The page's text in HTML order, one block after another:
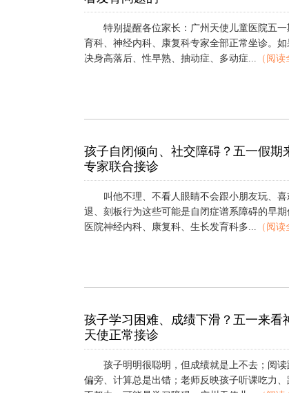
特别提醒各位家长：广州天使儿童医院五
育科、神经内科、康复科专家全部正常坐诊。
决身高落后、性早熟、抽动症、多动症... （阅读
孩子自闭倾向、社交障碍？五一假期
专家联合接诊
叫他不理、不看人眼睛不会跟小朋友玩、喜
退、刻板行为这些可能是自闭症谱系障碍的早期
医院神经内科、康复科、生长发育科多... （阅读
孩子学习困难、成绩下滑？五一来看
天使正常接诊
孩子明明很聪明，但成绩就是上不去；阅
偏旁、计算总是出错；老师反映孩子听课吃力